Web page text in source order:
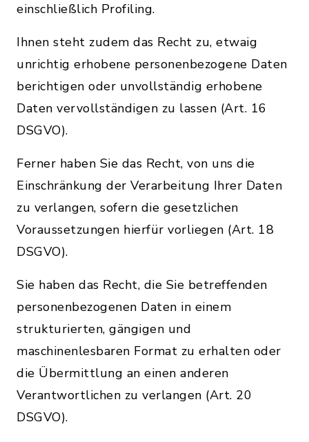
einschließlich Profiling.
Ihnen steht zudem das Recht zu, etwaig
unrichtig erhobene personenbezogene Daten
berichtigen oder unvollständig erhobene
Daten vervollständigen zu lassen (Art. 16
DSGVO).
Ferner haben Sie das Recht, von uns die
Einschränkung der Verarbeitung Ihrer Daten
zu verlangen, sofern die gesetzlichen
Voraussetzungen hierfür vorliegen (Art. 18
DSGVO).
Sie haben das Recht, die Sie betreffenden
personenbezogenen Daten in einem
strukturierten, gängigen und
maschinenlesbaren Format zu erhalten oder
die Übermittlung an einen anderen
Verantwortlichen zu verlangen (Art. 20
DSGVO).